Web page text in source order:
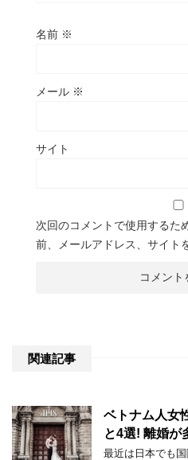
名前 ※
メール ※
サイト
次回のコメントで使用するた
前、メールアドレス、サイト
関連記事
ベトナム人女
と4選! 離婚が
最近は日本でも